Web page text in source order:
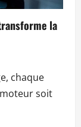
la
chaque
soit